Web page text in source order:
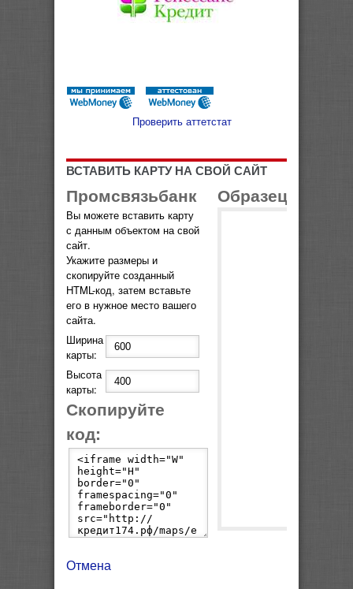
Проверить аттетстат
ВСТАВИТЬ КАРТУ НА СВОЙ САЙТ
Промсвязьбанк
Вы можете вставить карту
с данным объектом на свой
сайт.
Укажите размеры и
скопируйте созданный
HTML-код, затем вставьте
его в нужное место вашего
сайта.
Ширина
карты:
Высота
карты:
Скопируйте
код:
Отмена
Образец карты